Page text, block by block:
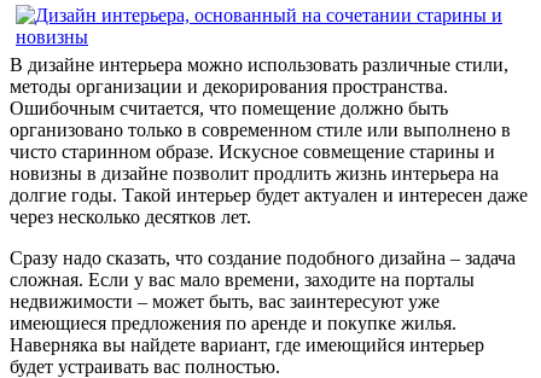
В дизайне интерьера можно использовать различные стили,
методы организации и декорирования пространства.
Ошибочным считается, что помещение должно быть
организовано только в современном стиле или выполнено в
чисто старинном образе. Искусное совмещение старины и
новизны в дизайне позволит продлить жизнь интерьера на
долгие годы. Такой интерьер будет актуален и интересен даже
через несколько десятков лет.
Сразу надо сказать, что создание подобного дизайна – задача
сложная. Если у вас мало времени, заходите на порталы
недвижимости – может быть, вас заинтересуют уже
имеющиеся предложения по аренде и покупке жилья.
Наверняка вы найдете вариант, где имеющийся интерьер
будет устраивать вас полностью.